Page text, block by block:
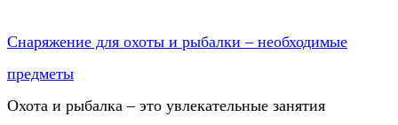
Снаряжение для охоты и рыбалки – необходимые
предметы
Охота и рыбалка – это увлекательные занятия